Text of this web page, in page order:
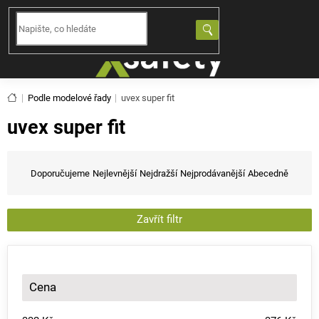
Přejít
obsah
Domů
Podle modelové řady uvex super fit
uvex super fit
a
e
í
o
d
u
Doporučujeme Nejlevnější Nejdražší Nejprodávanější Abecedně
Zavřít filtr
Cena